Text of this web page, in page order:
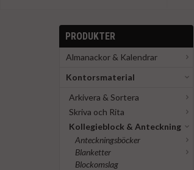
PRODUKTER
Almanackor & Kalendrar
Kontorsmaterial
Arkivera & Sortera
Skriva och Rita
Kollegieblock & Anteckning
Anteckningsböcker
Blanketter
Blockomslag